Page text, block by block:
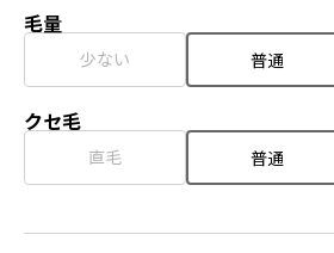
毛量
少ない 普通
クセ毛
直毛 普通